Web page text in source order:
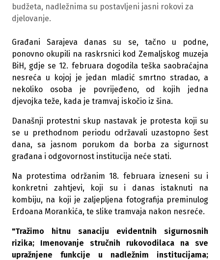
budžeta, nadležnima su postavljeni jasni rokovi za
djelovanje.
Građani Sarajeva danas su se, tačno u podne,
ponovno okupili na raskrsnici kod Zemaljskog muzeja
BiH, gdje se 12. februara dogodila teška saobraćajna
nesreća u kojoj je jedan mladić smrtno stradao, a
nekoliko osoba je povrijeđeno, od kojih jedna
djevojka teže, kada je tramvaj iskočio iz šina.
Današnji protestni skup nastavak je protesta koji su
se u prethodnom periodu održavali uzastopno šest
dana, sa jasnom porukom da borba za sigurnost
građana i odgovornost institucija neće stati.
Na protestima održanim 18. februara izneseni su i
konkretni zahtjevi, koji su i danas istaknuti na
kombiju, na koji je zaljepljena fotografija preminulog
Erdoana Morankića, te slike tramvaja nakon nesreće.
"Tražimo hitnu sanaciju evidentnih sigurnosnih
rizika; Imenovanje stručnih rukovodilaca na sve
upražnjene funkcije u nadležnim institucijama;